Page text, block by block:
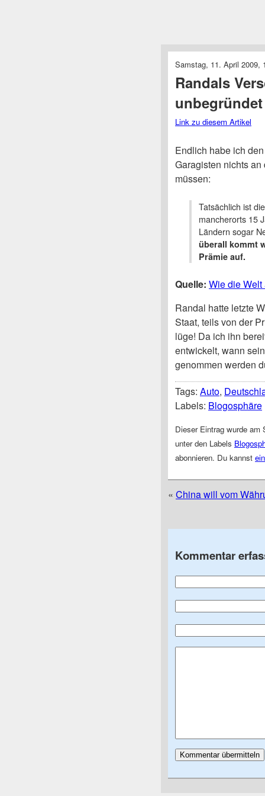
Samstag, 11. April 2009,
Randals
unbegründet
Link zu diesem Artikel
Endlich habe ich
Garagisten nichts
müssen:
Tatsächlich ist
mancherorts 15
Ländern sogar
überall kommt
Prämie auf.
Quelle: Wie die Welt
Randal hatte letzte
Staat, teils von der
lüge! Da ich ihn
entwickelt, wann
genommen werden
Tags: Auto,
Labels: Blogosphäre
Dieser Eintrag wurde am
unter den Labels
abonnieren. Du kannst
« China will vom
Kommentar